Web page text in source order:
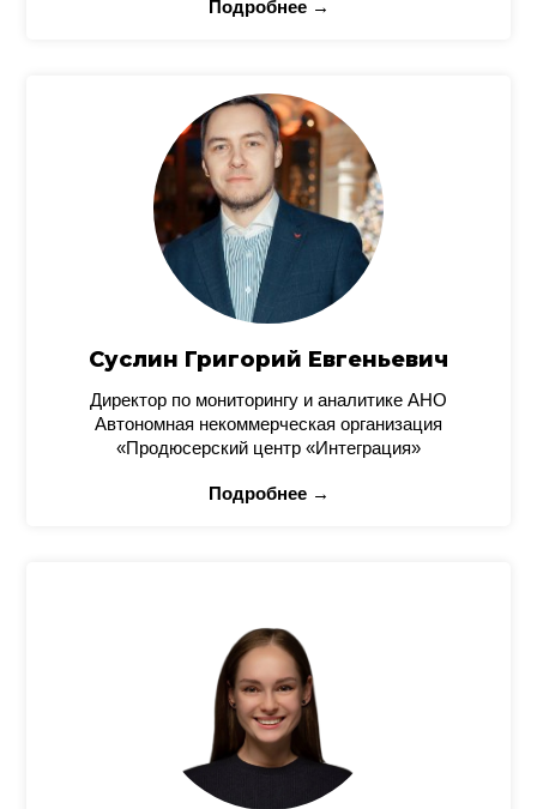
Подробнее →
Суслин Григорий Евгеньевич
Директор по мониторингу и аналитике АНО
Автономная некоммерческая организация
«Продюсерский центр «Интеграция»
Подробнее →